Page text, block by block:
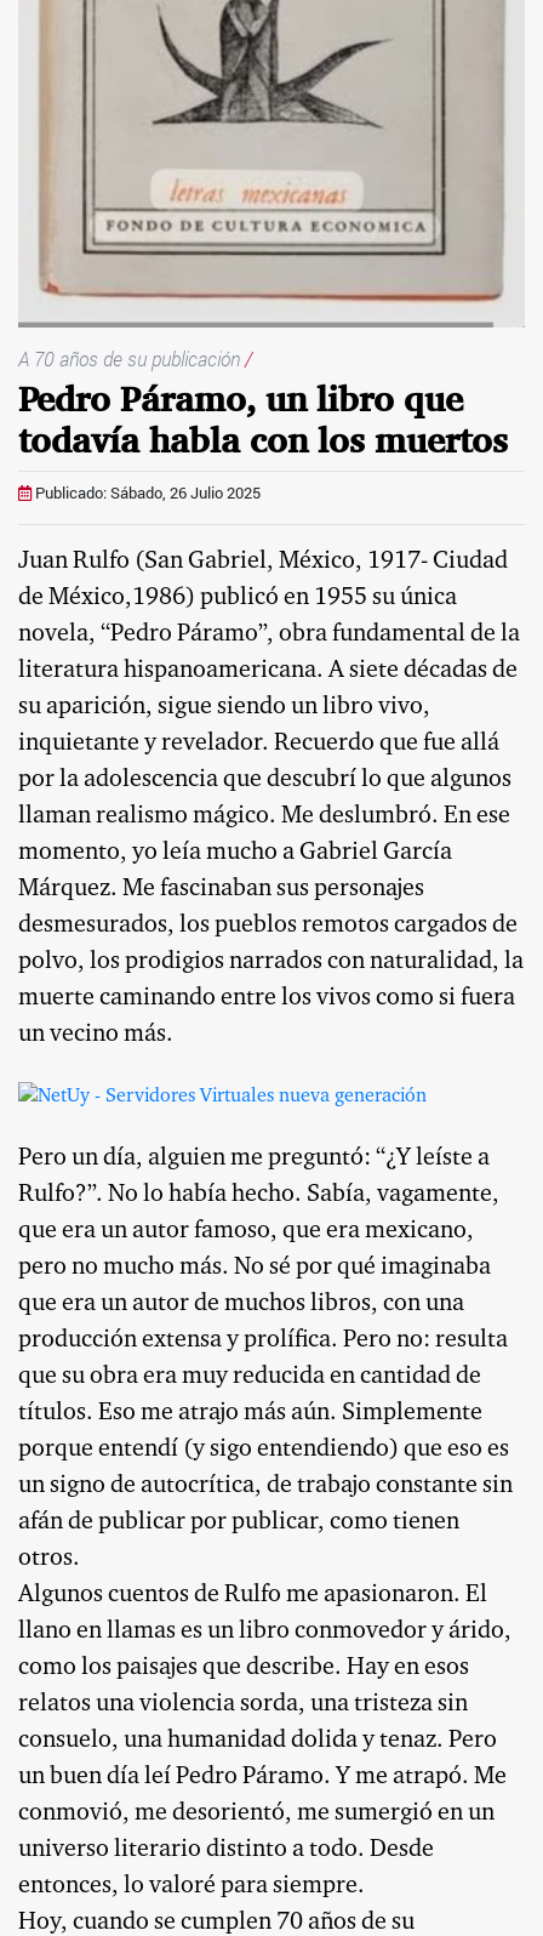
A 70 años de su publicación/
Pedro Páramo, un libro que
todavía habla con los muertos
Publicado: Sábado, 26 Julio 2025
Juan Rulfo (San Gabriel, México, 1917- Ciudad
de México,1986) publicó en 1955 su única
novela, “Pedro Páramo”, obra fundamental de la
literatura hispanoamericana. A siete décadas de
su aparición, sigue siendo un libro vivo,
inquietante y revelador. Recuerdo que fue allá
por la adolescencia que descubrí lo que algunos
llaman realismo mágico. Me deslumbró. En ese
momento, yo leía mucho a Gabriel García
Márquez. Me fascinaban sus personajes
desmesurados, los pueblos remotos cargados de
polvo, los prodigios narrados con naturalidad, la
muerte caminando entre los vivos como si fuera
un vecino más.
Pero un día, alguien me preguntó: “¿Y leíste a
Rulfo?”. No lo había hecho. Sabía, vagamente,
que era un autor famoso, que era mexicano,
pero no mucho más. No sé por qué imaginaba
que era un autor de muchos libros, con una
producción extensa y prolífica. Pero no: resulta
que su obra era muy reducida en cantidad de
títulos. Eso me atrajo más aún. Simplemente
porque entendí (y sigo entendiendo) que eso es
un signo de autocrítica, de trabajo constante sin
afán de publicar por publicar, como tienen
otros.
Algunos cuentos de Rulfo me apasionaron. El
llano en llamas es un libro conmovedor y árido,
como los paisajes que describe. Hay en esos
relatos una violencia sorda, una tristeza sin
consuelo, una humanidad dolida y tenaz. Pero
un buen día leí Pedro Páramo. Y me atrapó. Me
conmovió, me desorientó, me sumergió en un
universo literario distinto a todo. Desde
entonces, lo valoré para siempre.
Hoy, cuando se cumplen 70 años de su